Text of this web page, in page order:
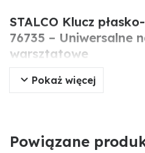
STALCO Klucz
76735 – Uniwersalne
warsztatowe
Klucz płasko-oczkowy
narzędzie do dokręcania i
niezawodność w każdych
Pokaż więcej
Powiązane